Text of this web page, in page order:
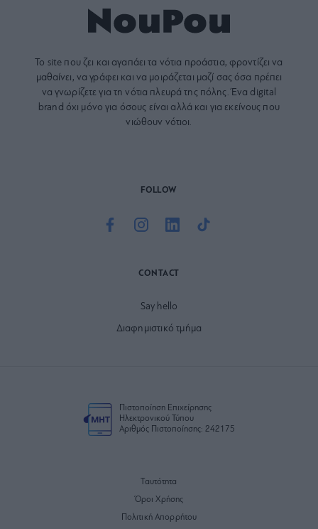
Το site που ζει και αγαπάει τα νότια προάστια, φροντίζει να
μαθαίνει, να γράφει και να μοιράζεται μαζί σας όσα πρέπει
να γνωρίζετε για τη νότια πλευρά της πόλης. Ένα digital
brand όχι μόνο για όσους είναι αλλά και για εκείνους που
νιώθουν νότιοι.
FOLLOW
CONTACT
Say hello
Διαφημιστικό τμήμα
Πιστοποίηση Επιχείρησης
Ηλεκτρονικού Τύπου
Αριθμός Πιστοποίησης: 242175
Ταυτότητα
Όροι Χρήσης
Πολιτική Απορρήτου